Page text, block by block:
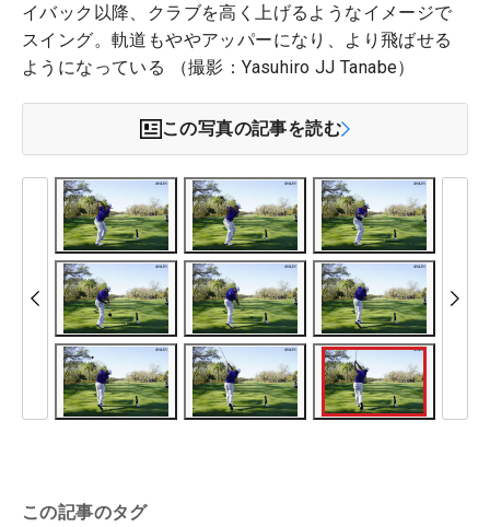
イバック以降、クラブを高く上げるようなイメージで
スイング。軌道もややアッパーになり、より飛ばせる
ようになっている （撮影：Yasuhiro JJ Tanabe）
この写真の記事を読む
この記事のタグ